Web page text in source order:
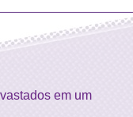
em um